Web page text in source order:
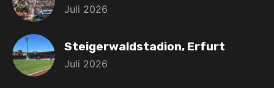
Juli 2026
Steigerwaldstadion, Erfurt
Juli 2026